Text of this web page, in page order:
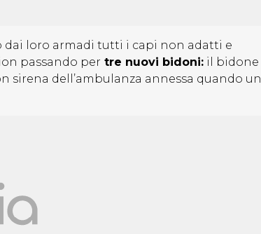
dai loro armadi tutti i capi non adatti e
passando per tre nuovi bidoni: il bidone
sirena dell’ambulanza annessa quando un